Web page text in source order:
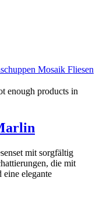
enough products in
mit sorgfältig
die mit
elegante